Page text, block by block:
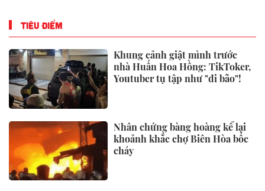
TIÊU ĐIỂM
Khung cảnh giật mình trước
nhà Huấn Hoa Hồng: TikToker,
Youtuber tụ tập như "đi bão"!
Nhân chứng bàng hoàng kể lại
khoảnh khắc chợ Biên Hòa bốc
cháy